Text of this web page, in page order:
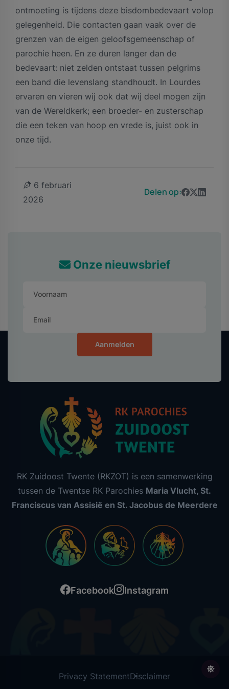
ontmoeting is tijdens deze bisdombedevaart volop
gelegenheid. Die contacten gaan vaak over de
grenzen van de eigen geloofsgemeenschap of
parochie heen. En ze duren langer dan de
bedevaart: niet zelden ontstaat tussen pelgrims
een band die levenslang standhoudt. In Lourdes
ervaren en vieren wij ook dat wij deel mogen zijn
van de Wereldkerk; een broeder- en zusterschap
die een teken van hoop en vrede is, juist ook in
onze tijd.
6 februari
2026
Delen op:
Onze nieuwsbrief
Aanmelden
RK Zuidoost Twente (RKZOT) is een samenwerking
tussen de Twentse RK Parochies Maria Vlucht, St.
Franciscus van Assisië en St. Jacobus de Meerdere
Facebook Instagram
Privacy StatementDisclaimer